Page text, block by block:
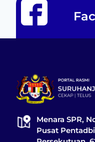
Menara SPR,
Pusat